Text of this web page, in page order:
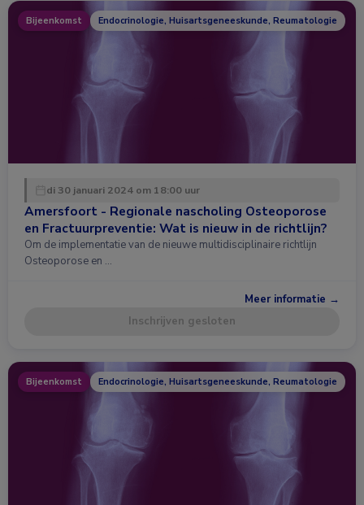
Bijeenkomst Endocrinologie, Huisartsgeneeskunde, Reumatologie
di 30 januari 2024 om 18:00 uur
Amersfoort - Regionale nascholing Osteoporose
en Fractuurpreventie: Wat is nieuw in de richtlijn?
Om de implementatie van de nieuwe multidisciplinaire richtlijn
Osteoporose en …
Meer informatie →
Inschrijven gesloten
Bijeenkomst Endocrinologie, Huisartsgeneeskunde, Reumatologie